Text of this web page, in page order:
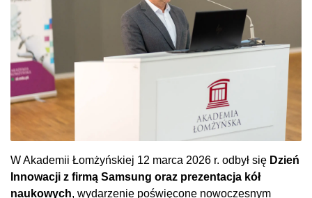
W Akademii Łomżyńskiej 12 marca 2026 r. odbył się Dzień
Innowacji z firmą Samsung oraz prezentacja kół
naukowych, wydarzenie poświęcone nowoczesnym